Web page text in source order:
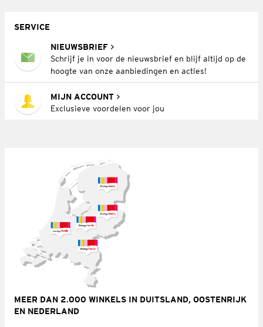
SERVICE
NIEUWSBRIEF
Schrijf je in voor de nieuwsbrief en blijf altijd op de
hoogte van onze aanbiedingen en acties!
MIJN ACCOUNT
Exclusieve voordelen voor jou
MEER DAN 2.000 WINKELS IN DUITSLAND, OOSTENRIJK
EN NEDERLAND